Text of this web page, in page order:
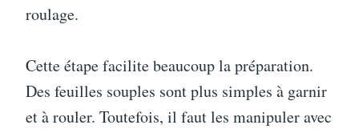
roulage.
Cette étape facilite beaucoup la préparation.
Des feuilles souples sont plus simples à garnir
et à rouler. Toutefois, il faut les manipuler avec